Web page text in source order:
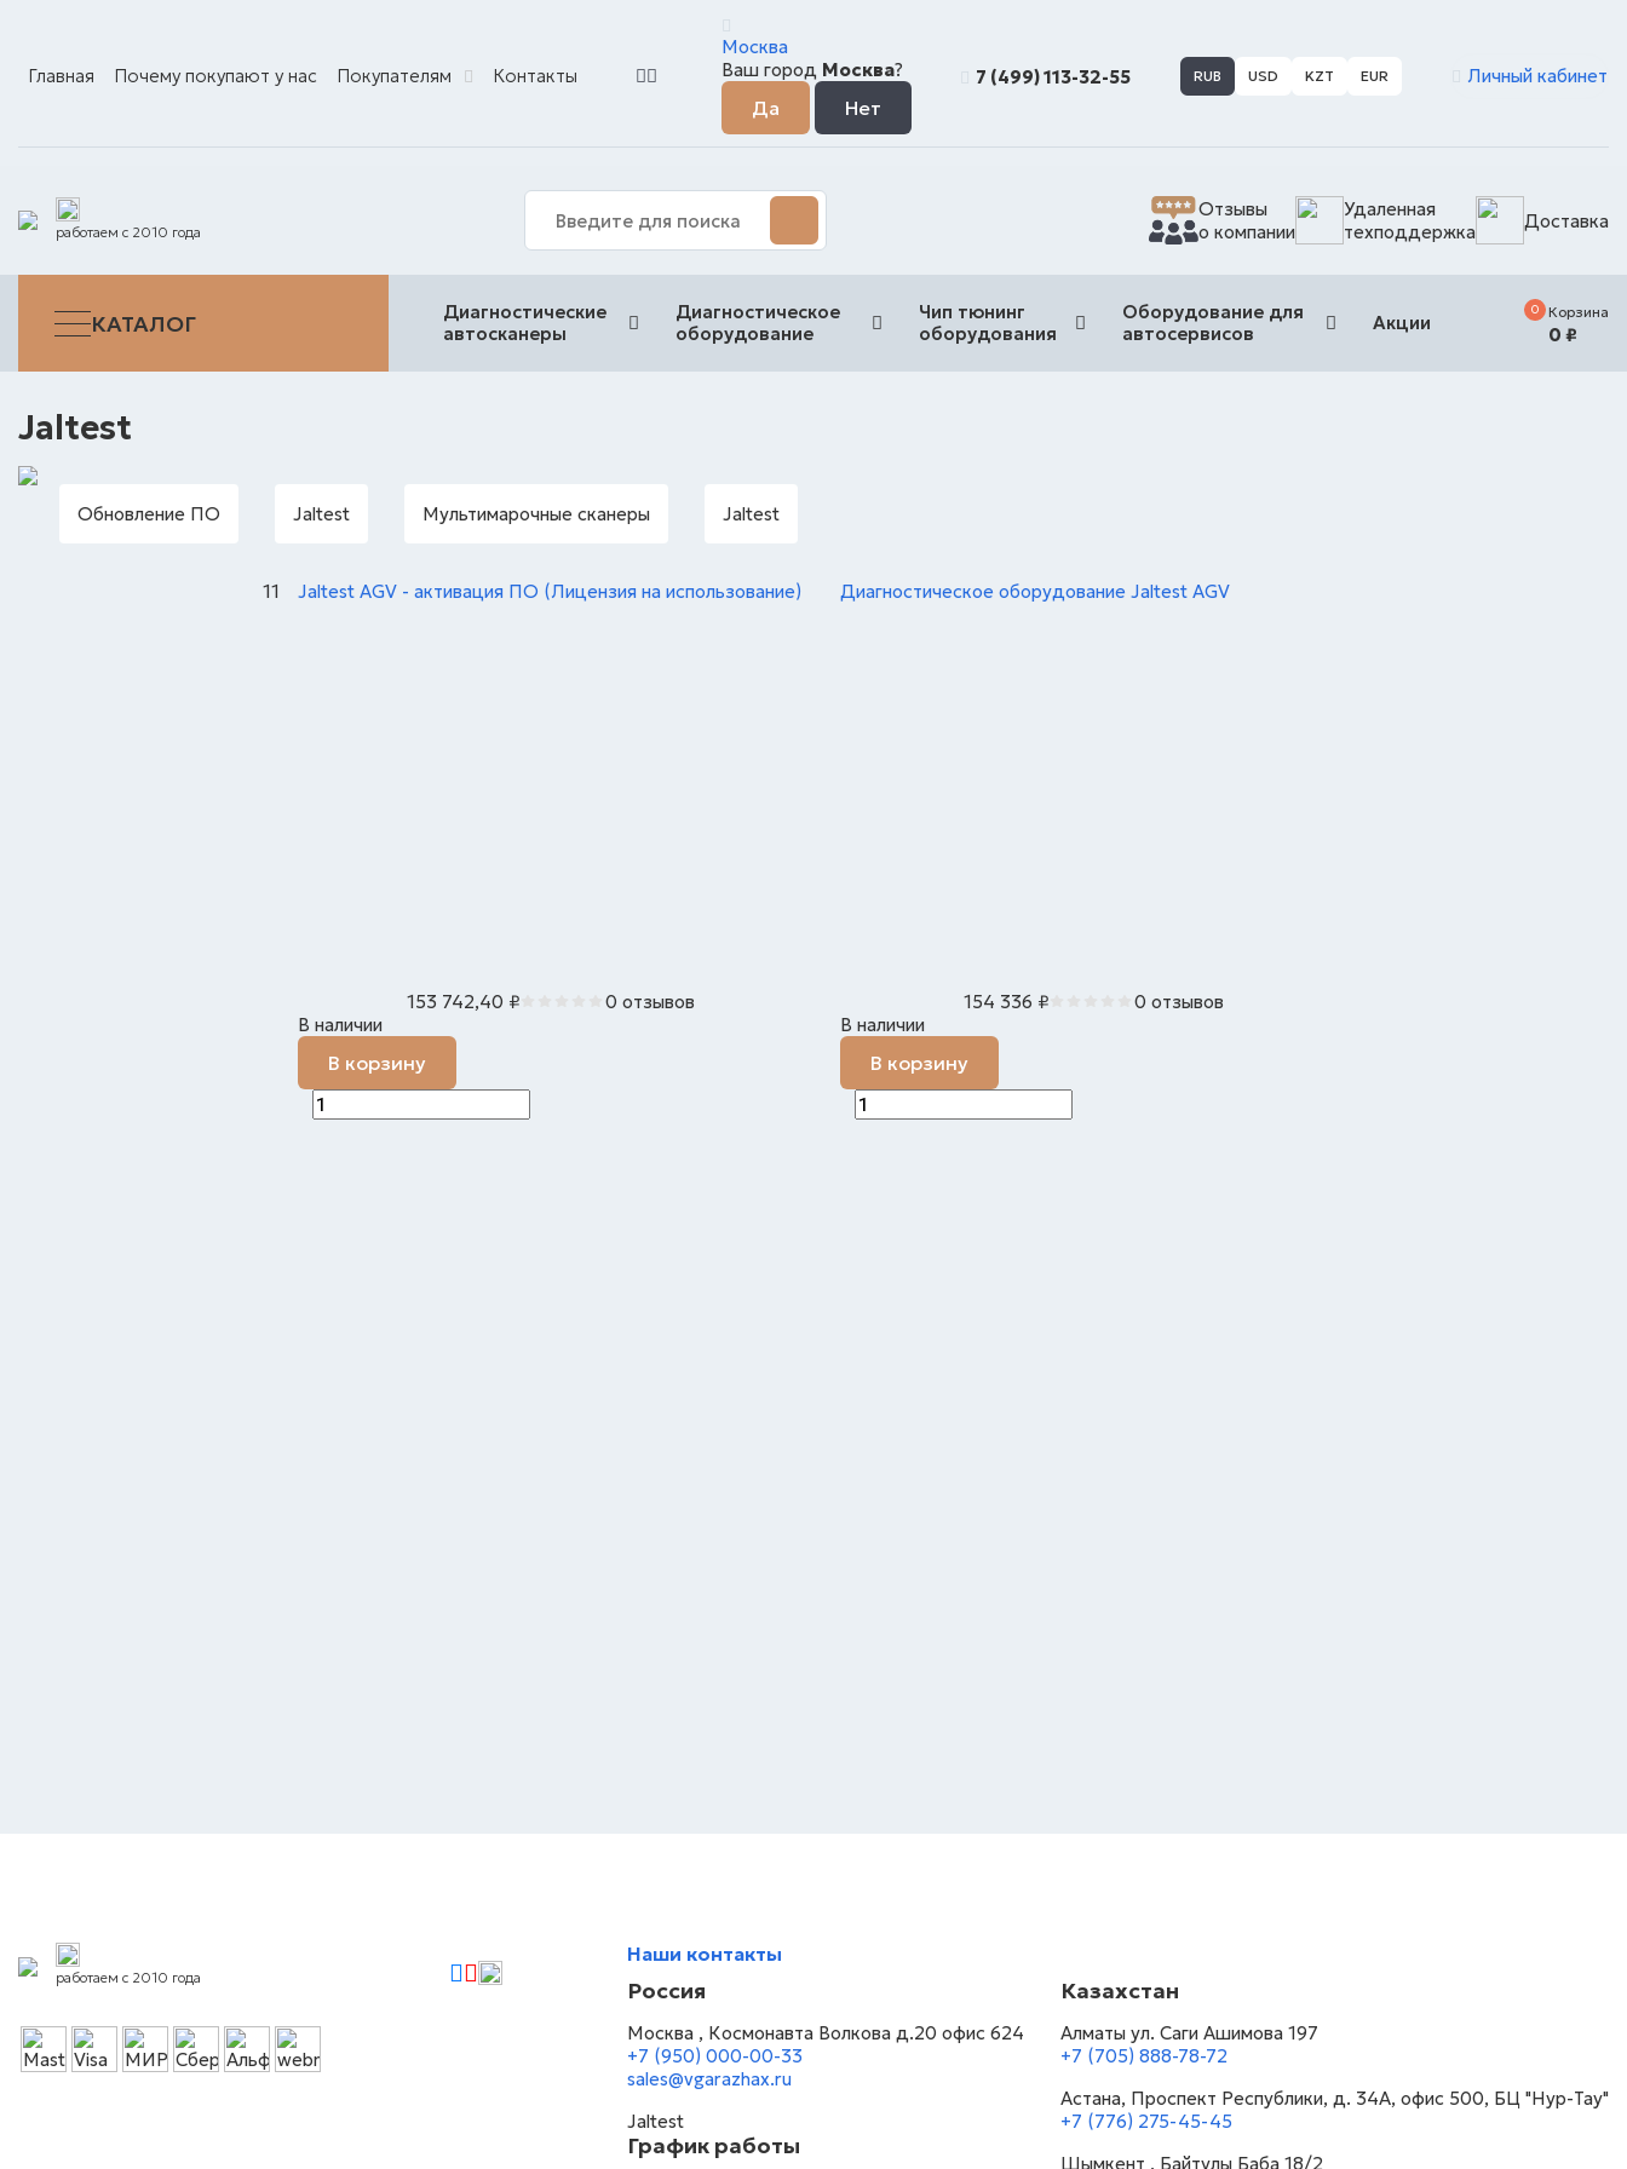
Главная Почему покупают у нас Покупателям Контакты
Москва
Ваш город Москва? 7 (499) 113-32-55 RUB USD KZT EUR Личный кабинет
работаем с 2010 года
Отзывы
о компании
Удаленная
техподдержка
Доставка
КАТАЛОГ
Диагностические
автосканеры
Диагностическое
оборудование
Чип тюнинг
оборудования
Оборудование для
автосервисов
Акции
0 Корзина
0 ₽
Jaltest
Обновление ПО Jaltest Мультимарочные сканеры Jaltest
11 Jaltest AGV - активация ПО (Лицензия на использование)
153 742,40 ₽
0 отзывов
В наличии
В корзину
Диагностическое оборудование Jaltest AGV
154 336 ₽
0 отзывов
В наличии
В корзину
работаем с 2010 года
Наши контакты
Россия
Москва , Космонавта Волкова д.20 офис 624
+7 (950) 000-00-33
sales@vgarazhax.ru
Jaltest
График работы
Казахстан
Алматы ул. Саги Ашимова 197
+7 (705) 888-78-72
Астана, Проспект Республики, д. 34А​, офис 500, БЦ "Нур-Тау"
+7 (776) 275-45-45
Шымкент , Байтулы Баба 18/2